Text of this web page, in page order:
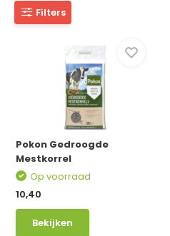
Filters
Pokon Gedroogde
Mestkorrel
Op voorraad
10,40
Bekijken